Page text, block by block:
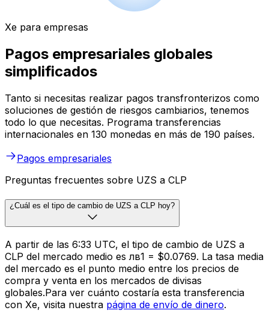
Xe para empresas
Pagos empresariales globales
simplificados
Tanto si necesitas realizar pagos transfronterizos como
soluciones de gestión de riesgos cambiarios, tenemos
todo lo que necesitas. Programa transferencias
internacionales en 130 monedas en más de 190 países.
Pagos empresariales
Preguntas frecuentes sobre UZS a CLP
¿Cuál es el tipo de cambio de UZS a CLP hoy?
A partir de las 6:33 UTC, el tipo de cambio de UZS a
CLP del mercado medio es лв1 = $0.0769. La tasa media
del mercado es el punto medio entre los precios de
compra y venta en los mercados de divisas
globales.Para ver cuánto costaría esta transferencia
con Xe, visita nuestra página de envío de dinero.